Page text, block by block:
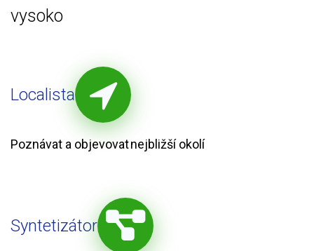
vysoko
Localista
Poznávat a objevovat nejbližší okolí
Syntetizátor